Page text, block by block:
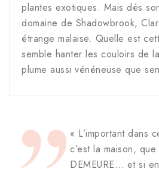
plantes exotiques. Mais dès
domaine de Shadowbrook,
étrange malaise. Quelle est
semble hanter les couloirs de
plume aussi vénéneuse que
« L’important dans
c’est la maison,
DEMEURE… et si